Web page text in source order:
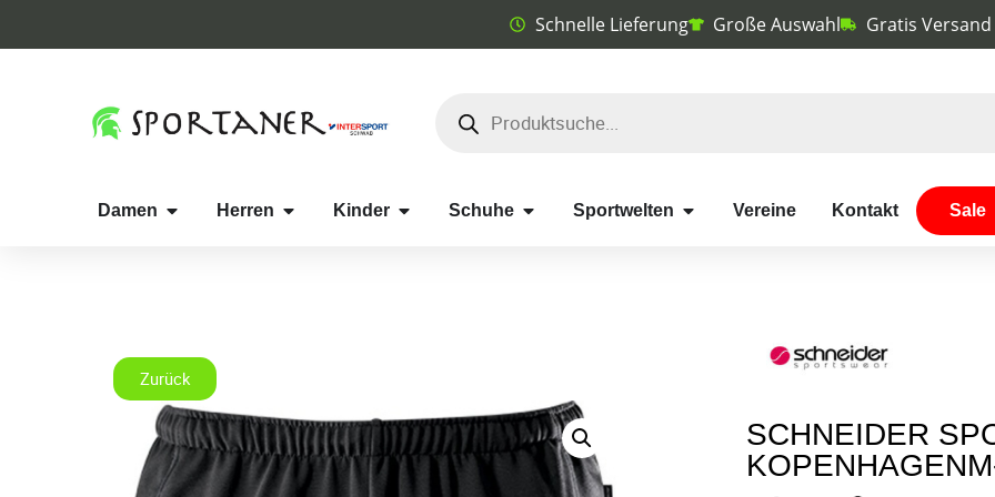
Schnelle Lieferung Große Auswahl Gratis
Damen Herren Kinder Schuhe Sportwelten Vereine Kontakt Sale
Zurück
SCHNEIDER